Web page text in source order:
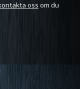
oss om du